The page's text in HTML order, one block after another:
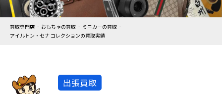
買取専門店 おもちゃの買取
ミニカーの買取
アイルトン・セナ コレクションの買取実績
出張買取